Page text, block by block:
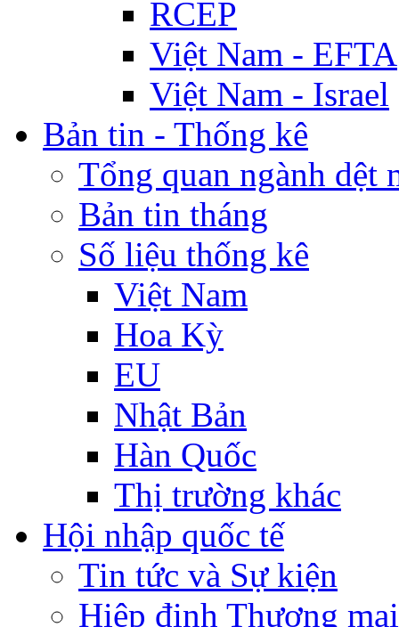
RCEP
Việt Nam - EFTA
Việt Nam - Israel
Bản tin - Thống kê
Tổng quan ngành dệt
Bản tin tháng
Số liệu thống kê
Việt Nam
Hoa Kỳ
EU
Nhật Bản
Hàn Quốc
Thị trường khác
Hội nhập quốc tế
Tin tức và Sự kiện
Hiệp định Thương